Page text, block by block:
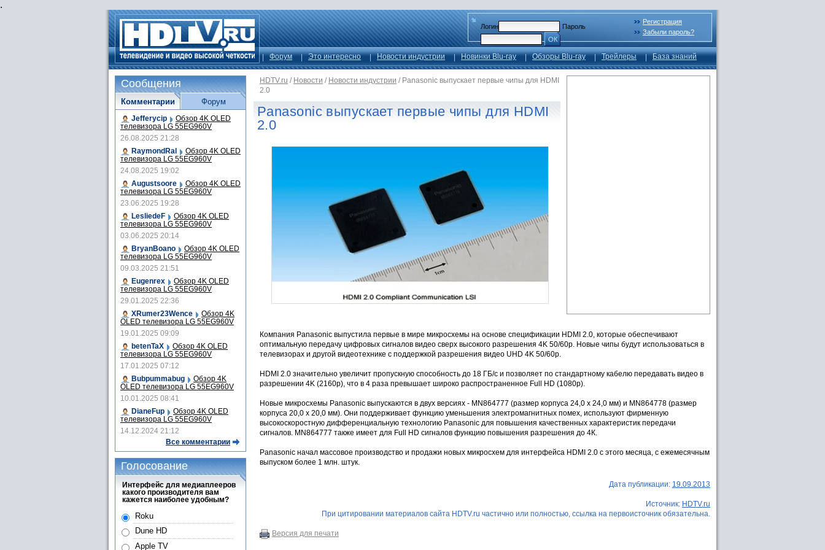
.
Логин
Пароль
ОК
Регистрация
Забыли пароль?
Форум Это интересно Новости индустрии Новинки Blu-ray Обзоры Blu-ray Трейлеры База знаний
HDTV.ru / Новости / Новости индустрии / Panasonic выпускает первые чипы для HDMI
2.0
Panasonic выпускает первые чипы для HDMI
2.0
Компания Panasonic выпустила первые в мире микросхемы на основе спецификации HDMI 2.0, которые обеспечивают
оптимальную передачу цифровых сигналов видео сверх высокого разрешения 4K 50/60p. Новые чипы будут использоваться в
телевизорах и другой видеотехнике с поддержкой разрешения видео UHD 4K 50/60р.
HDMI 2.0 значительно увеличит пропускную способность до 18 ГБ/c и позволяет по стандартному кабелю передавать видео в
разрешении 4K (2160p), что в 4 раза превышает широко распространенное Full HD (1080p).
Новые микросхемы Panasonic выпускаются в двух версиях - MN864777 (размер корпуса 24,0 х 24,0 мм) и MN864778 (размер
корпуса 20,0 х 20,0 мм). Они поддерживает функцию уменьшения электромагнитных помех, используют фирменную
высокоскоростную дифференциальную технологию Panasonic для повышения качественных характеристик передачи
сигналов. MN864777 также имеет для Full HD сигналов функцию повышения разрешения до 4К.
Panasonic начал массовое производство и продажи новых микроcхем для интерфейса HDMI 2.0 с этого месяца, с ежемесячным
выпуском более 1 млн. штук.
Дата публикации: 19.09.2013
Источник: HDTV.ru
При цитировании материалов сайта HDTV.ru частично или полностью, ссылка на первоисточник обязательна.
Версия для печати
Сообщения
Комментарии
Jefferycip Обзор 4K OLED
телевизора LG 55EG960V
26.08.2025 21:28
RaymondRal
Обзор 4K OLED
телевизора LG 55EG960V
24.08.2025 19:02
Augustsoore
Обзор 4K OLED
телевизора LG 55EG960V
23.06.2025 19:28
LesliedeF
Обзор 4K OLED
телевизора LG 55EG960V
03.06.2025 20:14
BryanBoano
Обзор 4K OLED
телевизора LG 55EG960V
09.03.2025 21:51
Eugenrex
Обзор 4K OLED
телевизора LG 55EG960V
29.01.2025 22:36
XRumer23Wence
Обзор 4K
OLED телевизора LG 55EG960V
19.01.2025 09:09
betenTaX
Обзор 4K OLED
телевизора LG 55EG960V
17.01.2025 07:12
Bubpummabug
Обзор 4K
OLED телевизора LG 55EG960V
10.01.2025 08:41
DianeFup
Обзор 4K OLED
телевизора LG 55EG960V
14.12.2024 21:12
Все комментарии
Форум
Голосование
Интерфейс для медиаплееров
какого производителя вам
кажется наиболее удобным?
Roku
Dune HD
Apple TV